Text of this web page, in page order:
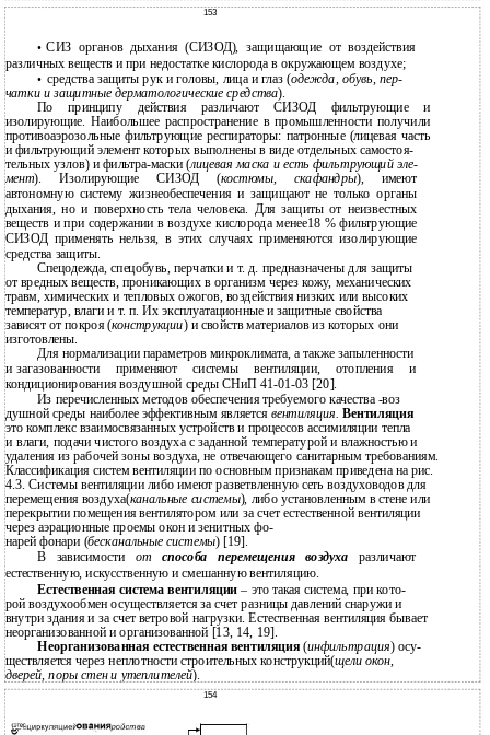
153
• СИЗ органов дыхания (СИЗОД), защищающие от воздействия
различных веществ и при недостатке кислорода в окружающем воздухе;
• средства защиты рук и головы, лица и глаз (одежда, обувь, пер-
чатки и защитные дерматологические средства).
По принципу действия различают СИЗОД фильтрующие и
изолирующие. Наибольшее распространение в промышленности получили
противоаэрозольные фильтрующие респираторы: патронные (лицевая часть
и фильтрующий элемент которых выполнены в виде отдельных самостоя-
тельных узлов) и фильтра-маски (лицевая маска и есть фильтрующий эле-
мент). Изолирующие СИЗОД (костюмы, скафандры), имеют
автономную систему жизнеобеспечения и защищают не только органы
дыхания, но и поверхность тела человека. Для защиты от неизвестных
веществ и при содержании в воздухе кислорода менее18 % фильтрующие
СИЗОД применять нельзя, в этих случаях применяются изолирующие
средства защиты.
Спецодежда, спецобувь, перчатки и т. д. предназначены для защиты
от вредных веществ, проникающих в организм через кожу, механических
травм, химических и тепловых ожогов, воздействия низких или высоких
температур, влаги и т. п. Их эксплуатационные и защитные свойства
зависят от покроя (конструкции) и свойств материалов из которых они
изготовлены.
Для нормализации параметров микроклимата, а также запыленности
и загазованности применяют системы вентиляции, отопления и
кондиционирования воздушной среды СНиП 41-01-03 [20].
Из перечисленных методов обеспечения требуемого качества -воз
душной среды наиболее эффективным является вентиляция. Вентиляция
это комплекс взаимосвязанных устройств и процессов ассимиляции тепла
и влаги, подачи чистого воздуха с заданной температурой и влажностью и
удаления из рабочей зоны воздуха, не отвечающего санитарным требованиям.
Классификация систем вентиляции по основным признакам приведена на рис.
4.3. Системы вентиляции либо имеют разветвленную сеть воздуховодов для
перемещения воздуха(канальные системы), либо установленным в стене или
перекрытии помещения вентилятором или за счет естественной вентиляции
через аэрационные проемы окон и зенитных фо-
нарей фонари (бесканальные системы) [19].
В зависимости отспособа перемещения воздуха различают
естественную, искусственную и смешанную вентиляцию.
Естественная система вентиляции– это такая система, при кото-
рой воздухообмен осуществляется за счет разницы давлений снаружи и
внутри здания и за счет ветровой нагрузки. Естественная вентиляция бывает
неорганизованной и организованной [13, 14, 19].
Неорганизованная естественная вентиляция(инфильтрация) осу-
ществляется через неплотности строительных конструкций(щели окон,
дверей, поры стен и утеплителей).
154